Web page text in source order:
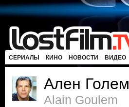
СЕРИАЛЫ КИНО НОВОСТИ ВИДЕО
Ален Голем
Alain Goulem